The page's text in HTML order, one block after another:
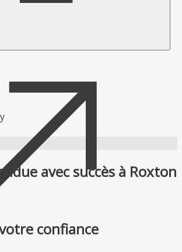
avec succès à Roxton
confiance